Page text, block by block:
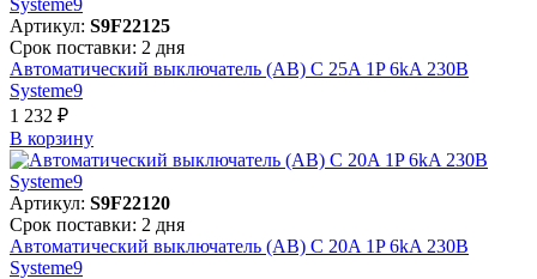
Артикул: S9F22125
Срок поставки: 2 дня
Автоматический выключатель (АВ) C 25A 1P 6kA 230В
Systeme9
1 232 ₽
В корзинy
Артикул: S9F22120
Срок поставки: 2 дня
Автоматический выключатель (АВ) C 20A 1P 6kA 230В
Systeme9